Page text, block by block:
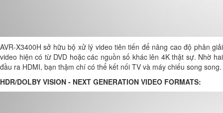
AVR-X3400H sở hữu bộ xử lý video tiên tiến để nâng cao độ phân giải
video hiện có từ DVD hoặc các nguồn số khác lên 4K thật sự. Nhờ hai
đầu ra HDMI, bạn thậm chí có thể kết nối TV và máy chiếu song song.
HDR/DOLBY VISION - NEXT GENERATION VIDEO FORMATS: